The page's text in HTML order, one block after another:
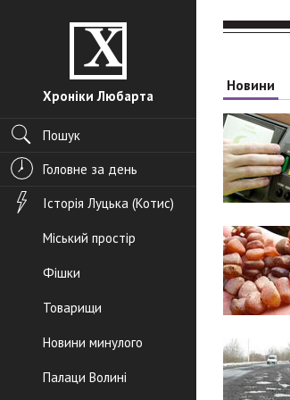
Хроніки Любарта
Пошук
Головне за день
Історія Луцька (Котис)
Міський простір
Фішки
Товарищи
Новини минулого
Палаци Волині
Новини